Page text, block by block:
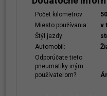
Počet kilometrov:
Miesto používania:
v
Štýl jazdy:
Automobil:
Odporúčate tieto
pneumatiky iným
používateľom?: